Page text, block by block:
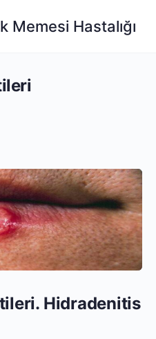
Memesi Hastalığı
Hidradenitis